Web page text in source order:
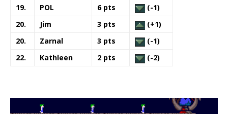
19.
POL 6 pts
(-1)
20.
Jim 3 pts
(+1)
20.
Zarnal 3 pts
(-1)
22.
Kathleen 2 pts (-2)